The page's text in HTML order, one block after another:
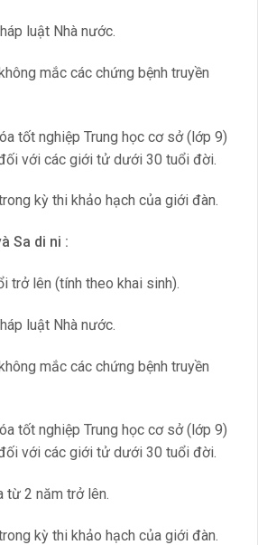
luật Nhà nước.
mắc các chứng bệnh truyền
tốt nghiệp Trung học cơ sở (lớp 9)
với các giới tử dưới 30 tuổi đời.
kỳ thi khảo hạch của giới đàn.
Sa di ni :
trở lên (tính theo khai sinh).
luật Nhà nước.
mắc các chứng bệnh truyền
tốt nghiệp Trung học cơ sở (lớp 9)
với các giới tử dưới 30 tuổi đời.
từ 2 năm trở lên.
kỳ thi khảo hạch của giới đàn.